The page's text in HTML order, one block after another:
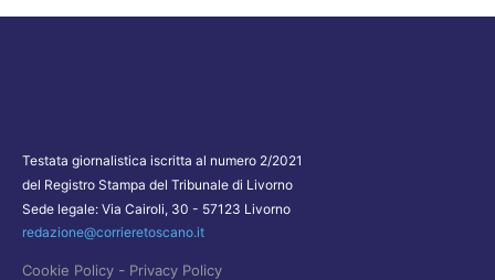
Testata giornalistica iscritta al numero 2/2021
del Registro Stampa del Tribunale di Livorno
Sede legale: Via Cairoli, 30 - 57123 Livorno
redazione@corrieretoscano.it
Cookie Policy - Privacy Policy